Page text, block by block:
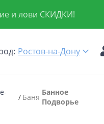
и лови СКИДКИ!
Ростов-на-Дону
Баня Банное
Подворье